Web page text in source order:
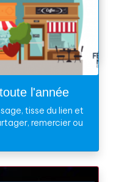
cadeau, la carte
physique ou
difficile car vous
le risque de...
l'année
tisse du lien et
remercier ou